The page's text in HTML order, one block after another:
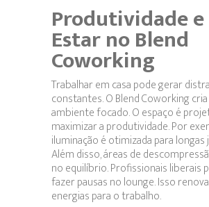
Produtividade e
Estar no Blend
Coworking
Trabalhar em casa pode gerar
constantes. O Blend Coworking
ambiente focado. O espaço é
maximizar a produtividade. Por
iluminação é otimizada para longas
Além disso, áreas de
no equilíbrio. Profissionais liberais
fazer pausas no lounge. Isso
energias para o trabalho.